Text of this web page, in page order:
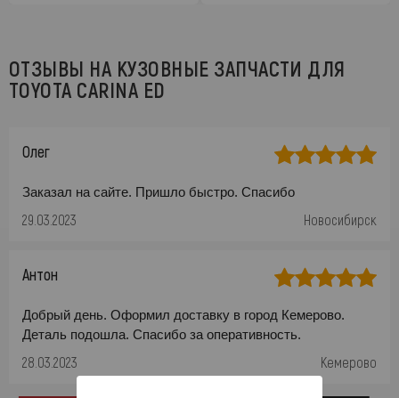
ОТЗЫВЫ НА КУЗОВНЫЕ ЗАПЧАСТИ ДЛЯ
TOYOTA CARINA ED
Олег
Заказал на сайте. Пришло быстро. Спасибо
29.03.2023 Новосибирск
Антон
Добрый день. Оформил доставку в город Кемерово.
Деталь подошла. Спасибо за оперативность.
28.03.2023 Кемерово